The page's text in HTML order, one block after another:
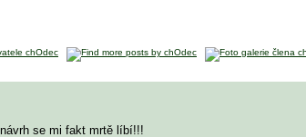
se mi fakt mrtě líbí!!!